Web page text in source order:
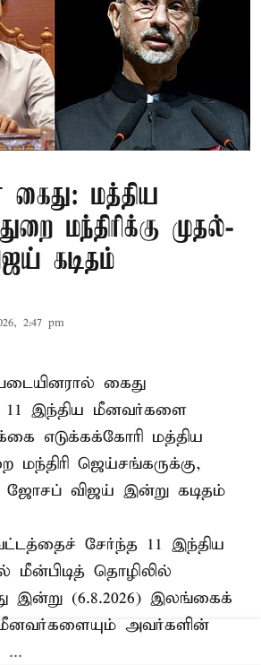
மத்திய
மந்திரிக்கு முதல்-
கடிதம்
2:47 pm
கைது
11 இந்திய மீனவர்களை
எடுக்கக்கோரி மத்திய
மந்திரி ஜெய்சங்கருக்கு,
விஜய் இன்று கடிதம்
சேர்ந்த 11 இந்திய
மீன்பிடித் தொழிலில்
இன்று (6.8.2026) இலங்கைக்
அவர்களின்
...